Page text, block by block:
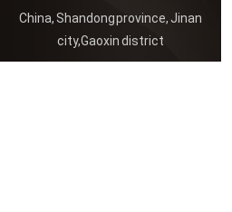
China, Shandong province, Jinan
city,Gaoxin district